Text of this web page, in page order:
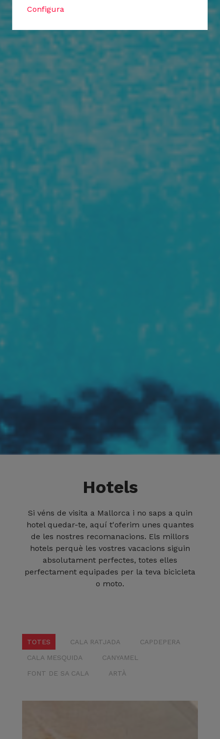
Hotels
Si véns de visita a Mallorca i no saps a quin
hotel quedar-te, aquí t'oferim unes quantes
de les nostres recomanacions. Els millors
hotels perquè les vostres vacacions siguin
absolutament perfectes, totes elles
perfectament equipades per la teva bicicleta
o moto.
TOTES CALA RATJADA
CAPDEPERA
CALA MESQUIDA
CANYAMEL
FONT DE SA CALA
ARTÀ
Configura